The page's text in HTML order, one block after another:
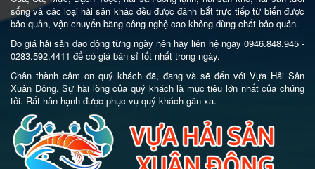
sống và các loại hải sản khác đều được đánh bắt trực tiếp từ biển được
bảo quản, vận chuyển bằng công nghệ cao không dùng chất bảo quản.
Do giá hải sản dao động từng ngày nên hãy liên hệ ngay 0946.848.945 -
0283.592.4411 để có giá bán sỉ tốt nhất trong ngày.
Chân thành cảm ơn quý khách đã, đang và sẽ đến với Vựa Hải Sản
Xuân Đông. Sự hài lòng của quý khách là mục tiêu lớn nhất của chúng
tôi. Rất hân hạnh được phục vụ quý khách gần xa.